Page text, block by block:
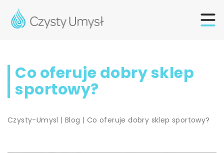
Co oferuje dobry sklep
sportowy?
Czysty-Umysl |Blog | Co oferuje dobry sklep sportowy?